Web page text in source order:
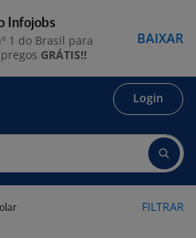
Login
FILTRAR
Infojobs
1 do Brasil para
GRÁTIS!!
BAIXAR